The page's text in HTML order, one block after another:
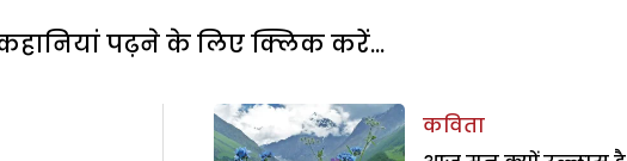
पढ़ने के लिए क्लिक करें...
कविता